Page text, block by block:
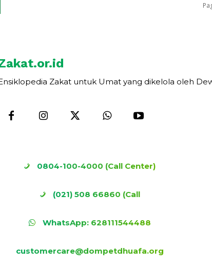
Zakat untuk Umat yang dikelola oleh
0804-100-4000 (Call Center)
(021) 508 66860 (Call
Center)
WhatsApp: 628111544488
customercare@dompetdhuafa.org